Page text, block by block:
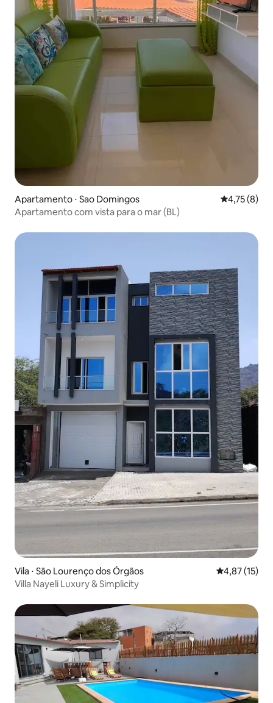
Apartamento ⋅ Sao Domingos 4,75 de
4,75 (8)
Apartamento com vista para o mar (BL)
Vila ⋅ São Lourenço dos Órgãos 4,87 de uma
4,87 (15)
Villa Nayeli Luxury & Simplicity